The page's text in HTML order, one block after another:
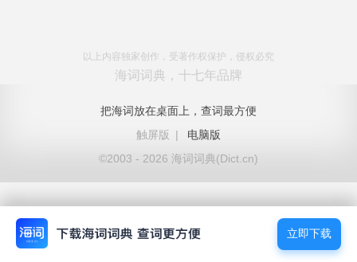
以上内容独家创作，受著作权保护，侵权必究
海词词典，十七年品牌
把海词放在桌面上，查词最方便
触屏版
|
电脑版
©2003 - 2026 海词词典(Dict.cn)
立即下载
立即下载